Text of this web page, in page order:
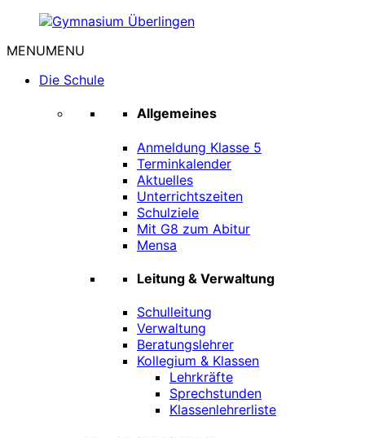
springen
Überlingen
MENUMENU
Die Schule
Allgemeines
Anmeldung Klasse 5
Terminkalender
Aktuelles
Unterrichtszeiten
Schulziele
Mit G8 zum Abitur
Mensa
Leitung & Verwaltung
Schulleitung
Verwaltung
Beratungslehrer
Kollegium & Klassen
Lehrkräfte
Sprechstunden
Klassenlehrerliste